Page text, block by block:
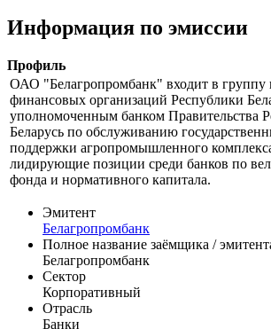
Информация по эмиссии
Профиль
ОАО "Белагропромбанк" входит в группу
финансовых организаций Республики
уполномоченным банком Правительства
Беларусь по обслуживанию
поддержки агропромышленного
лидирующие позиции среди банков по
фонда и нормативного капитала.
Эмитент
Белагропромбанк
Полное название заёмщика /
Белагропромбанк
Сектор
Корпоративный
Отрасль
Банки